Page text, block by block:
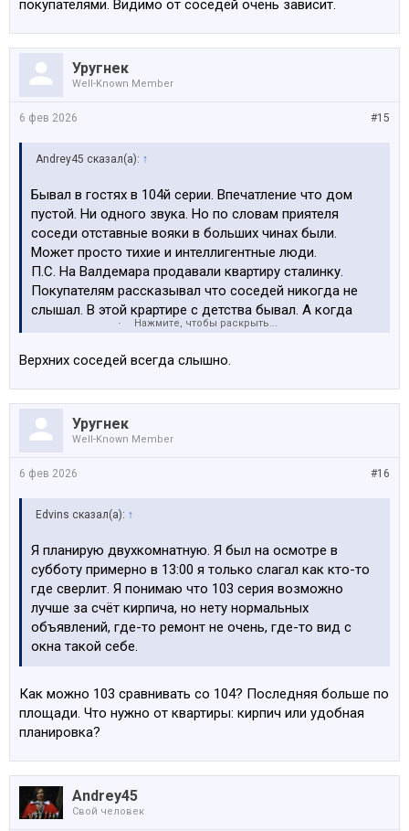
покупателями. Видимо от соседей очень зависит.
Уругнек
Well-Known Member
#15
6 фев 2026
Andrey45 сказал(а): ↑
Бывал в гостях в 104й серии. Впечатление что дом
пустой. Ни одного звука. Но по словам приятеля
соседи отставные вояки в больших чинах были.
Может просто тихие и интеллигентные люди.
П.С. На Валдемара продавали квартиру сталинку.
Покупателям рассказывал что соседей никогда не
слышал. В этой крартире с детства бывал. А когда
вывозили мебель я услышал перемещение сверху.
перед покупателями. Видимо от соседей очень
зависит.
Нажмите, чтобы раскрыть...
Верхних соседей всегда слышно.
Уругнек
Well-Known Member
#16
6 фев 2026
Edvins сказал(а): ↑
Я планирую двухкомнатную. Я был на осмотре в
субботу примерно в 13:00 я только слагал как кто-то
где сверлит. Я понимаю что 103 серия возможно
лучше за счёт кирпича, но нету нормальных
объявлений, где-то ремонт не очень, где-то вид с
окна такой себе.
Как можно 103 сравнивать со 104? Последняя больше по
площади. Что нужно от квартиры: кирпич или удобная
планировка?
Andrey45
Свой человек